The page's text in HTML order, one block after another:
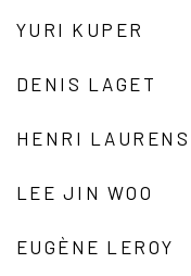
YURI KUPER
DENIS LAGET
HENRI LAURENS
LEE JIN WOO
EUGÈNE LEROY